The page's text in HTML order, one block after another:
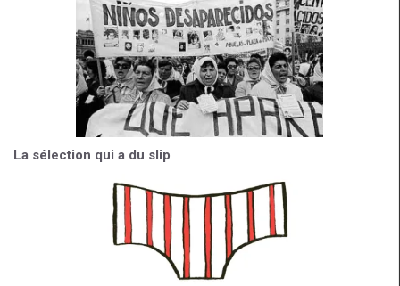
La sélection qui a du slip